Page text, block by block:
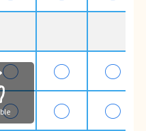
◯ ◯ ◯
◯ ◯ ◯